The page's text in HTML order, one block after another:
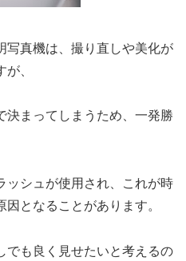
写真機は、撮り直しや美化が
、
決まってしまうため、一発勝
ッシュが使用され、これが時
となることがあります。
でも良く見せたいと考えるの